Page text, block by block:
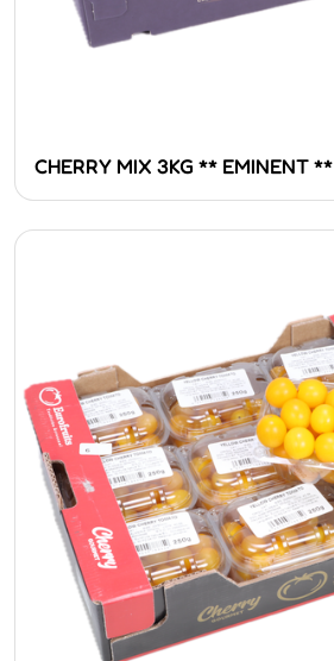
CHERRY MIX 3KG ** EMINENT **